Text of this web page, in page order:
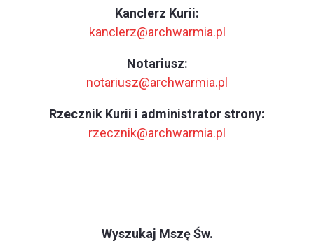
Kanclerz Kurii:
kanclerz@archwarmia.pl
Notariusz:
notariusz@archwarmia.pl
Rzecznik Kurii i administrator strony:
rzecznik@archwarmia.pl
Wyszukaj Mszę Św.